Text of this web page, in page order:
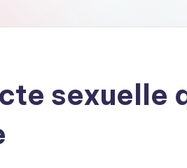
sexuelle